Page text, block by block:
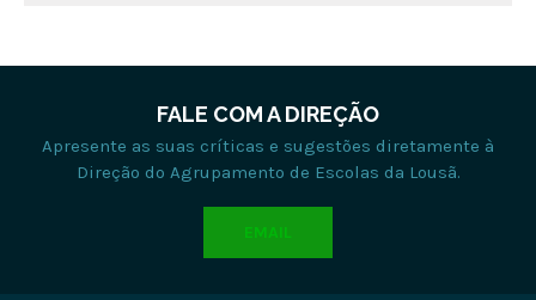
FALE COM A DIREÇÃO
Apresente as suas críticas e sugestões diretamente à
Direção do Agrupamento de Escolas da Lousã.
EMAIL